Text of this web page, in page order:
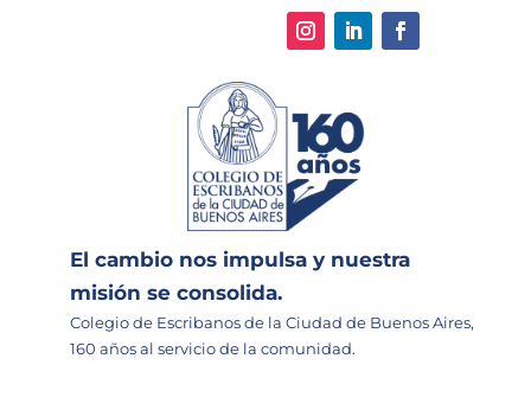
El cambio nos impulsa y nuestra
misión se consolida.
Colegio de Escribanos de la Ciudad de Buenos Aires,
160 años al servicio de la comunidad.